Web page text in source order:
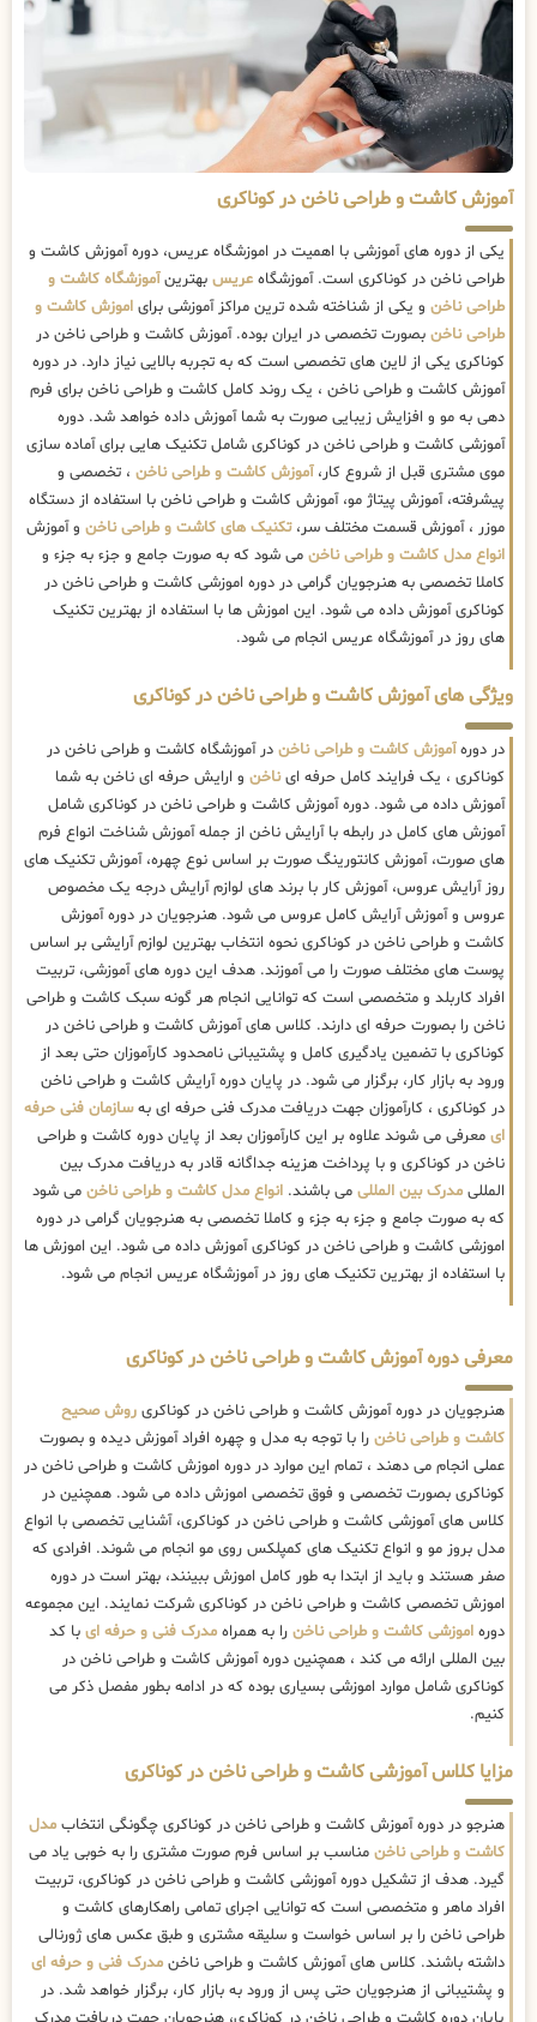
آموزش کاشت و طراحی ناخن در کوناکری
یکی از دوره های آموزشی با اهمیت در اموزشگاه عریس، دوره آموزش کاشت و
طراحی ناخن در کوناکری است. آموزشگاه عریس بهترینآموزشگاه کاشت و
طراحی ناخن و یکی از شناخته شده ترین مراکز آموزشی برای اموزش کاشت و
طراحی ناخن بصورت تخصصی در ایران بوده. آموزش کاشت و طراحی ناخن در
کوناکری یکی از لاین های تخصصی است که به تجربه بالایی نیاز دارد. در دوره
آموزش کاشت و طراحی ناخن ، یک روند کامل کاشت و طراحی ناخن برای فرم
دهی به مو و افزایش زیبایی صورت به شما آموزش داده خواهد شد. دوره
آموزشی کاشت و طراحی ناخن در کوناکری شامل تکنیک هایی برای آماده سازی
موی مشتری قبل از شروع کار،آموزش کاشت و طراحی ناخن ، تخصصی و
پیشرفته، آموزش پیتاژ مو، آموزش کاشت و طراحی ناخن با استفاده از دستگاه
موزر ، آموزش قسمت مختلف سر،تکنیک های کاشت و طراحی ناخن و آموزش
انواع مدل کاشت و طراحی ناخن می شود که به صورت جامع و جزء به جزء و
کاملا تخصصی به هنرجویان گرامی در دوره اموزشی کاشت و طراحی ناخن در
کوناکری آموزش داده می شود. این اموزش ها با استفاده از بهترین تکنیک
های روز در آموزشگاه عریس انجام می شود.
ویژگی های آموزش کاشت و طراحی ناخن در کوناکری
در دورهآموزش کاشت و طراحی ناخن در آموزشگاه کاشت و طراحی ناخن در
کوناکری ، یک فرایند کامل حرفه ایناخن و ارایش حرفه ای ناخن به شما
آموزش داده می شود. دوره آموزش کاشت و طراحی ناخن در کوناکری شامل
آموزش های کامل در رابطه با آرایش ناخن از جمله آموزش شناخت انواع فرم
های صورت، آموزش کانتورینگ صورت بر اساس نوع چهره، آموزش تکنیک های
روز آرایش عروس، آموزش کار با برند های لوازم آرایش درجه یک مخصوص
عروس و آموزش آرایش کامل عروس می شود. هنرجویان در دوره آموزش
کاشت و طراحی ناخن در کوناکری نحوه انتخاب بهترین لوازم آرایشی بر اساس
پوست های مختلف صورت را می آموزند. هدف این دوره های آموزشی، تربیت
افراد کاربلد و متخصصی است که توانایی انجام هر گونه سبک کاشت و طراحی
ناخن را بصورت حرفه ای دارند. کلاس های آموزش کاشت و طراحی ناخن در
کوناکری با تضمین یادگیری کامل و پشتیبانی نامحدود کارآموزان حتی بعد از
ورود به بازار کار، برگزار می شود. در پایان دوره آرایش کاشت و طراحی ناخن
در کوناکری ، کارآموزان جهت دریافت مدرک فنی حرفه ای بهسازمان فنی حرفه
ای معرفی می شوند علاوه بر این کارآموزان بعد از پایان دوره کاشت و طراحی
ناخن در کوناکری و با پرداخت هزینه جداگانه قادر به دریافت مدرک بین
المللی مدرک بین المللی می باشند. انواع مدل کاشت و طراحی ناخن می شود
که به صورت جامع و جزء به جزء و کاملا تخصصی به هنرجویان گرامی در دوره
اموزشی کاشت و طراحی ناخن در کوناکری آموزش داده می شود. این اموزش ها
با استفاده از بهترین تکنیک های روز در آموزشگاه عریس انجام می شود.
معرفی دوره آموزش کاشت و طراحی ناخن در کوناکری
هنرجویان در دوره آموزش کاشت و طراحی ناخن در کوناکری روش صحیح
کاشت و طراحی ناخن را با توجه به مدل و چهره افراد آموزش دیده و بصورت
عملی انجام می دهند ، تمام این موارد در دوره اموزش کاشت و طراحی ناخن در
کوناکری بصورت تخصصی و فوق تخصصی اموزش داده می شود. همچنین در
کلاس های آموزشی کاشت و طراحی ناخن در کوناکری، آشنایی تخصصی با انواع
مدل بروز مو و انواع تکنیک های کمپلکس روی مو انجام می شوند. افرادی که
صفر هستند و باید از ابتدا به طور کامل اموزش ببینند، بهتر است در دوره
اموزش تخصصی کاشت و طراحی ناخن در کوناکری شرکت نمایند. این مجموعه
دوره اموزشی کاشت و طراحی ناخن را به همراه مدرک فنی و حرفه ای با کد
بین المللی ارائه می کند ، همچنین دوره آموزش کاشت و طراحی ناخن در
کوناکری شامل موارد اموزشی بسیاری بوده که در ادامه بطور مفصل ذکر می
کنیم.
مزایا کلاس آموزشی کاشت و طراحی ناخن در کوناکری
هنرجو در دوره آموزش کاشت و طراحی ناخن در کوناکری چگونگی انتخاب مدل
کاشت و طراحی ناخن مناسب بر اساس فرم صورت مشتری را به خوبی یاد می
گیرد. هدف از تشکیل دوره آموزشی کاشت و طراحی ناخن در کوناکری، تربیت
افراد ماهر و متخصصی است که توانایی اجرای تمامی راهکارهای کاشت و
طراحی ناخن را بر اساس خواست و سلیقه مشتری و طبق عکس های ژورنالی
داشته باشند. کلاس های آموزش کاشت و طراحی ناخن مدرک فنی و حرفه ای
و پشتیبانی از هنرجویان حتی پس از ورود به بازار کار، برگزار خواهد شد. در